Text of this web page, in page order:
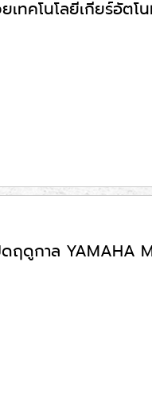
ทคโนโลยีเกียร์อัต
ฤดูกาล YAMAHA